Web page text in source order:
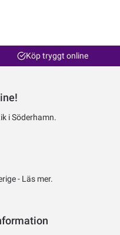
Köp tryggt online
i Söderhamn.
- Läs mer.